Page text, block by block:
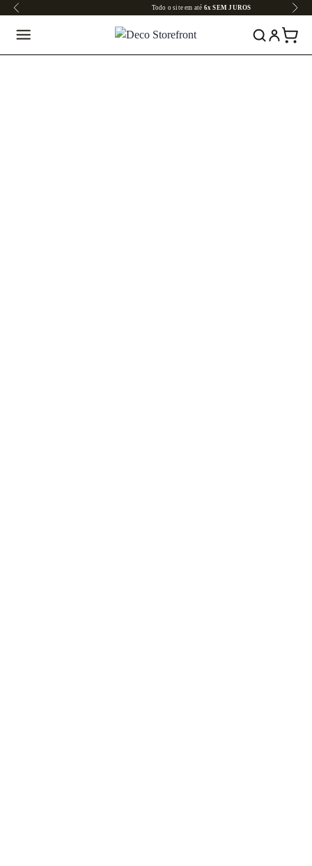
Todo o site em até6x SEM JUROS